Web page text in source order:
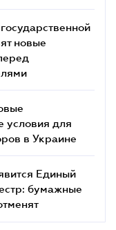
новые
условия для
в Украине
Единый
бумажные